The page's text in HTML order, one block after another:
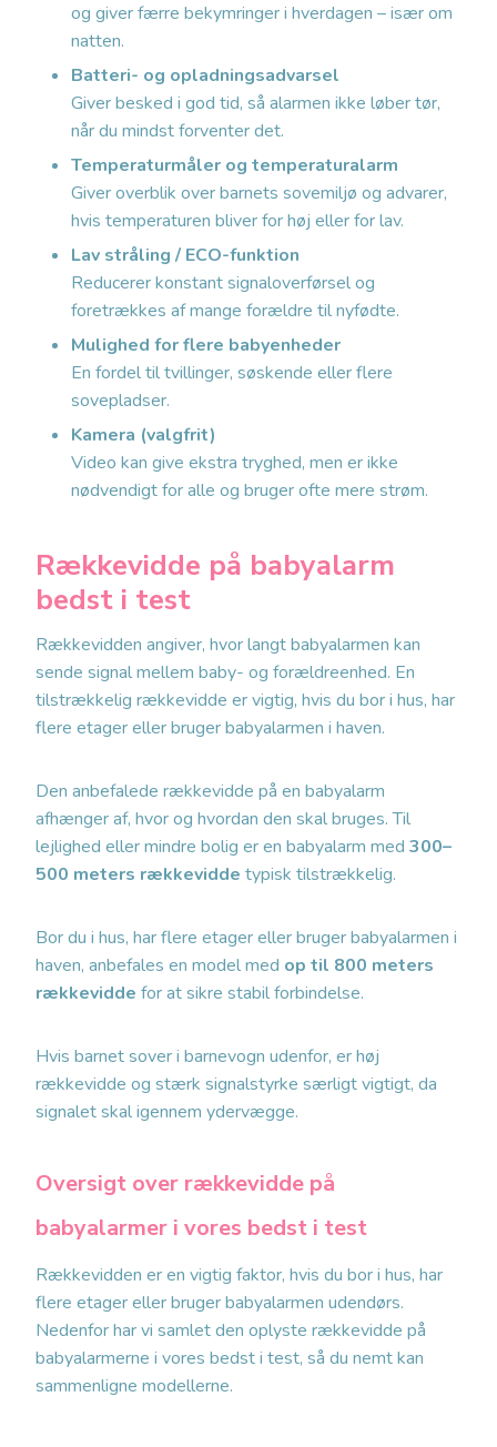
og giver færre bekymringer i hverdagen – især om
natten.
Batteri- og opladningsadvarsel
Giver besked i god tid, så alarmen ikke løber tør,
når du mindst forventer det.
Temperaturmåler og temperaturalarm
Giver overblik over barnets sovemiljø og advarer,
hvis temperaturen bliver for høj eller for lav.
Lav stråling / ECO-funktion
Reducerer konstant signaloverførsel og
foretrækkes af mange forældre til nyfødte.
Mulighed for flere babyenheder
En fordel til tvillinger, søskende eller flere
sovepladser.
Kamera (valgfrit)
Video kan give ekstra tryghed, men er ikke
nødvendigt for alle og bruger ofte mere strøm.
Rækkevidde på babyalarm
bedst i test
Rækkevidden angiver, hvor langt babyalarmen kan
sende signal mellem baby- og forældreenhed. En
tilstrækkelig rækkevidde er vigtig, hvis du bor i hus, har
flere etager eller bruger babyalarmen i haven.
Den anbefalede rækkevidde på en babyalarm
afhænger af, hvor og hvordan den skal bruges. Til
lejlighed eller mindre bolig er en babyalarm med 300–
500 meters rækkevidde typisk tilstrækkelig.
Bor du i hus, har flere etager eller bruger babyalarmen i
haven, anbefales en model med op til 800 meters
rækkevidde for at sikre stabil forbindelse.
Hvis barnet sover i barnevogn udenfor, er høj
rækkevidde og stærk signalstyrke særligt vigtigt, da
signalet skal igennem ydervægge.
Oversigt over rækkevidde på
babyalarmer i vores bedst i test
Rækkevidden er en vigtig faktor, hvis du bor i hus, har
flere etager eller bruger babyalarmen udendørs.
Nedenfor har vi samlet den oplyste rækkevidde på
babyalarmerne i vores bedst i test, så du nemt kan
sammenligne modellerne.